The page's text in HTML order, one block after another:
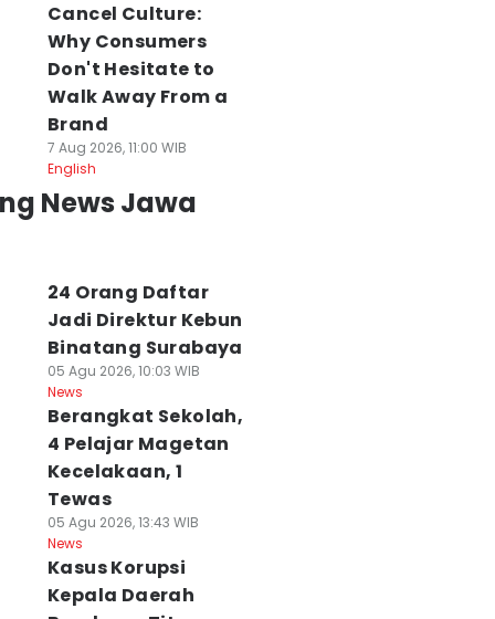
Cancel Culture:
Why Consumers
Don't Hesitate to
Walk Away From a
Brand
7 Aug 2026, 11:00 WIB
English
News Jawa
24 Orang Daftar
Jadi Direktur Kebun
Binatang Surabaya
05 Agu 2026, 10:03 WIB
News
Berangkat Sekolah,
4 Pelajar Magetan
Kecelakaan, 1
Tewas
05 Agu 2026, 13:43 WIB
News
Kasus Korupsi
Kepala Daerah